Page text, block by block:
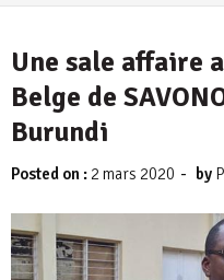
Une sale affaire
Belge de
Burundi
Posted on : 2 mars 2020 - by